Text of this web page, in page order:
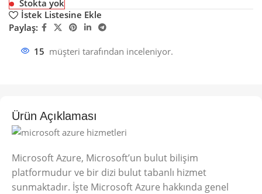
Stokta yok
İstek Listesine Ekle
Paylaş:
15 müşteri tarafından inceleniyor.
Ürün Açıklaması
Microsoft Azure, Microsoft’un bulut bilişim
platformudur ve bir dizi bulut tabanlı hizmet
sunmaktadır. İşte Microsoft Azure hakkında genel